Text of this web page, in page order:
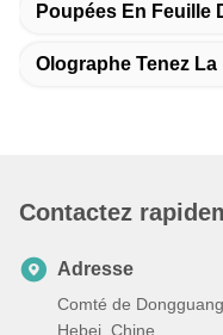
Poupées En Feuille
Olographe Tenez La
Contactez
Adresse
Comté de
Hebei, Chine